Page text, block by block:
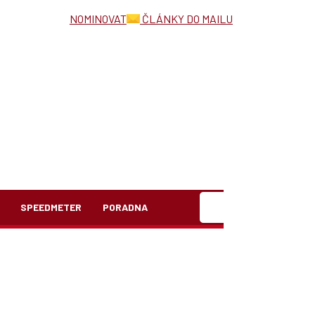
SPEEDMETER PORADNA
NOMINOVAT ČLÁNKY DO MAILU